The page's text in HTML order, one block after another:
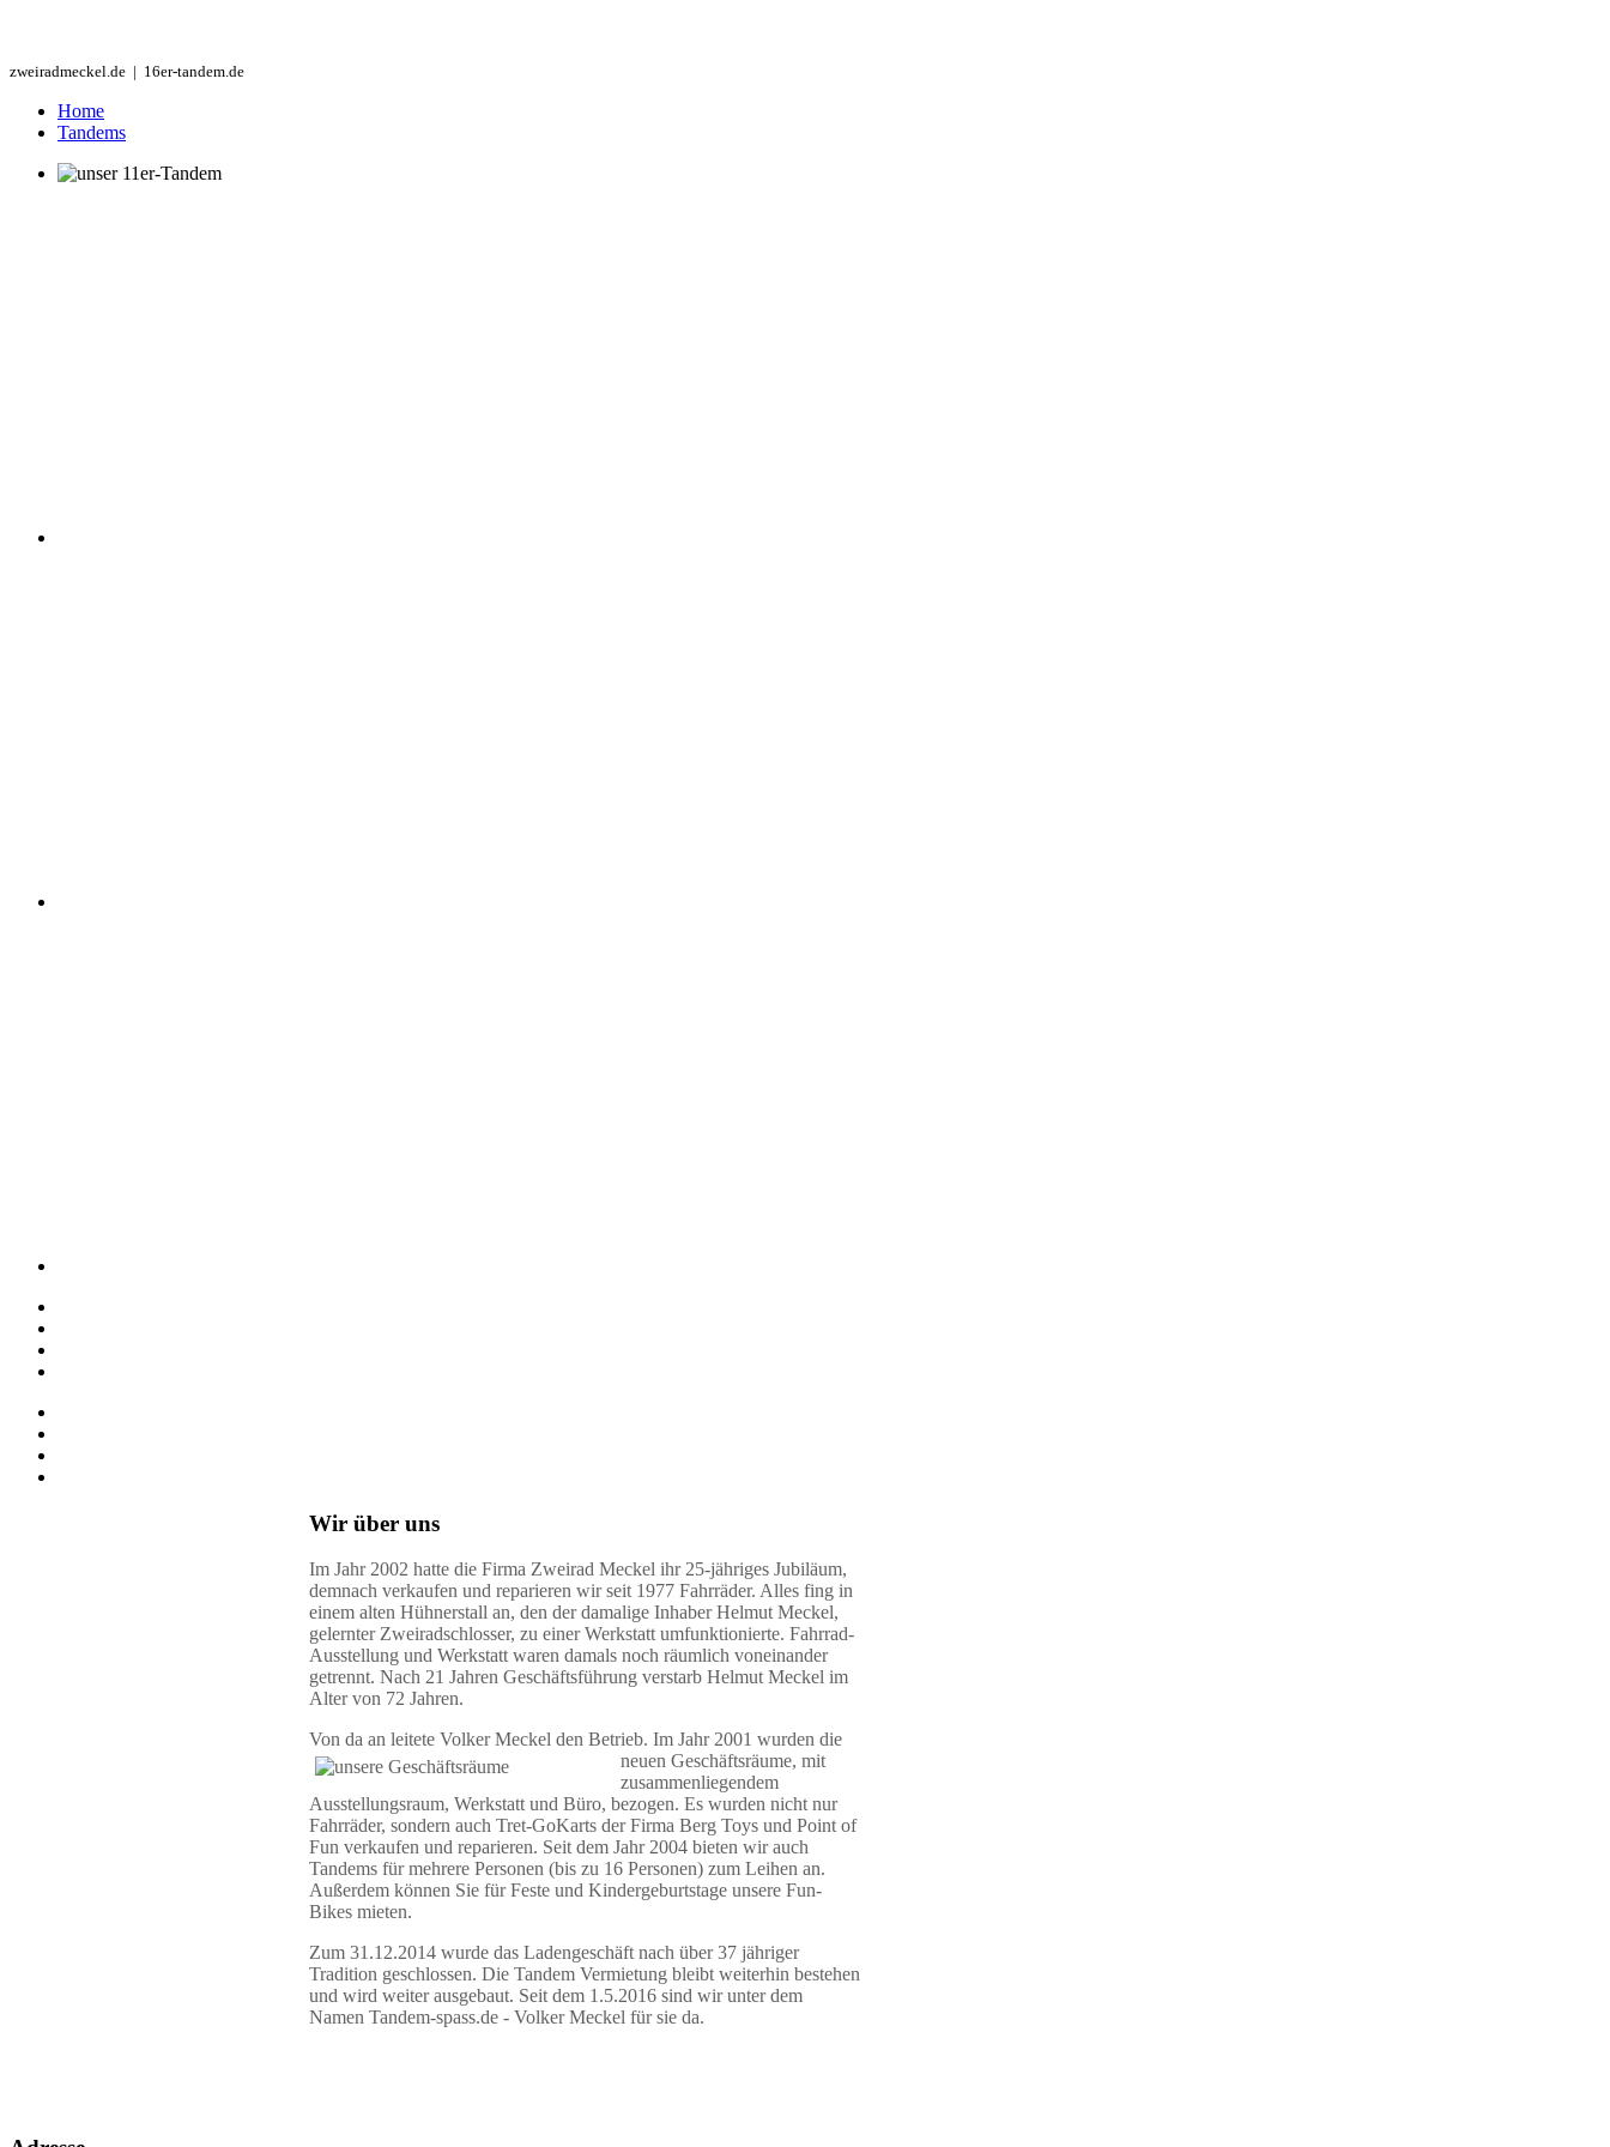
zweiradmeckel.de | 16er-tandem.de
Home
Tandems
Wir über uns
Im Jahr 2002 hatte die Firma Zweirad Meckel ihr 25-jähriges Jubiläum,
demnach verkaufen und reparieren wir seit 1977 Fahrräder. Alles fing in
einem alten Hühnerstall an, den der damalige Inhaber Helmut Meckel,
gelernter Zweiradschlosser, zu einer Werkstatt umfunktionierte. Fahrrad-
Ausstellung und Werkstatt waren damals noch räumlich voneinander
getrennt. Nach 21 Jahren Geschäftsführung verstarb Helmut Meckel im
Alter von 72 Jahren.
Von da an leitete Volker Meckel den Betrieb. Im Jahr 2001 wurden die
neuen Geschäftsräume, mit
zusammenliegendem
Ausstellungsraum, Werkstatt und Büro, bezogen. Es wurden nicht nur
Fahrräder, sondern auch Tret-GoKarts der Firma Berg Toys und Point of
Fun verkaufen und reparieren. Seit dem Jahr 2004 bieten wir auch
Tandems für mehrere Personen (bis zu 16 Personen) zum Leihen an.
Außerdem können Sie für Feste und Kindergeburtstage unsere Fun-
Bikes mieten.
Zum 31.12.2014 wurde das Ladengeschäft nach über 37 jähriger
Tradition geschlossen. Die Tandem Vermietung bleibt weiterhin bestehen
und wird weiter ausgebaut. Seit dem 1.5.2016 sind wir unter dem
Namen Tandem-spass.de - Volker Meckel für sie da.